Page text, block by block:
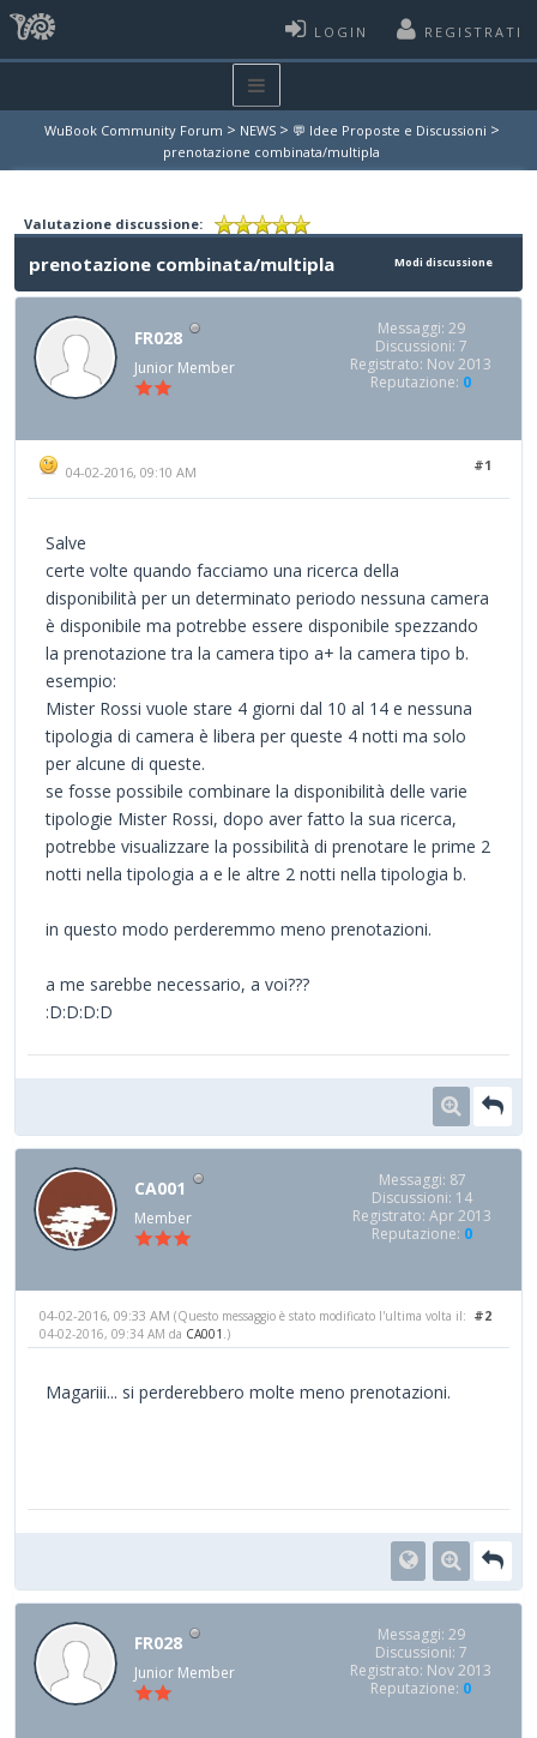
LOGIN REGISTRATI
WuBook Community Forum > NEWS > 💬 Idee Proposte e Discussioni >
prenotazione combinata/multipla
Valutazione discussione:
Modi discussione
prenotazione combinata/multipla
FR028
Junior Member
Messaggi: 29
Discussioni: 7
Registrato: Nov 2013
Reputazione: 0
#1
04-02-2016, 09:10 AM
Salve
certe volte quando facciamo una ricerca della
disponibilità per un determinato periodo nessuna camera
è disponibile ma potrebbe essere disponibile spezzando
la prenotazione tra la camera tipo a+ la camera tipo b.
esempio:
Mister Rossi vuole stare 4 giorni dal 10 al 14 e nessuna
tipologia di camera è libera per queste 4 notti ma solo
per alcune di queste.
se fosse possibile combinare la disponibilità delle varie
tipologie Mister Rossi, dopo aver fatto la sua ricerca,
potrebbe visualizzare la possibilità di prenotare le prime 2
notti nella tipologia a e le altre 2 notti nella tipologia b.
in questo modo perderemmo meno prenotazioni.
a me sarebbe necessario, a voi???
:D:D:D:D
CA001
Member
Messaggi: 87
Discussioni: 14
Registrato: Apr 2013
Reputazione: 0
#2
04-02-2016, 09:33 AM (Questo messaggio è stato modificato l'ultima volta il:
04-02-2016, 09:34 AM da CA001 .)
Magariii... si perderebbero molte meno prenotazioni.
FR028
Junior Member
Messaggi: 29
Discussioni: 7
Registrato: Nov 2013
Reputazione: 0